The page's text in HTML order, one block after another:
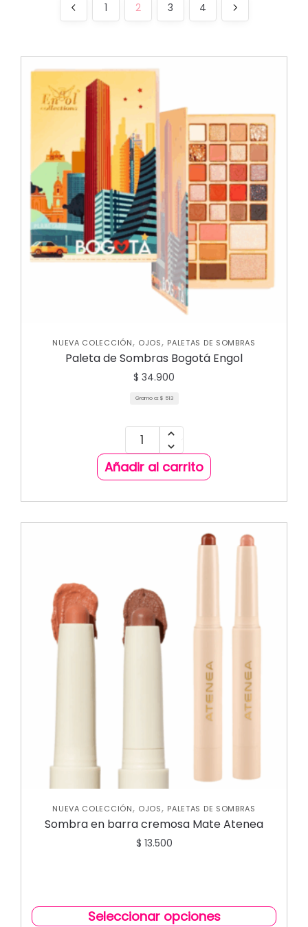
1 2 3 4
NUEVA COLECCIÓN, OJOS, PALETAS DE SOMBRAS
Paleta de Sombras Bogotá Engol
$ 34.900
Gramo a: $ 513
Añadir al carrito
NUEVA COLECCIÓN, OJOS, PALETAS DE SOMBRAS
Sombra en barra cremosa Mate Atenea
$ 13.500
Seleccionar opciones